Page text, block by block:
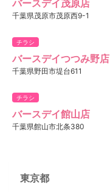
バースデイ茂原店
千葉県茂原市茂原西9-1
チラシ
バースデイつつみ野店
千葉県野田市堤台611
チラシ
バースデイ館山店
千葉県館山市北条380
東京都